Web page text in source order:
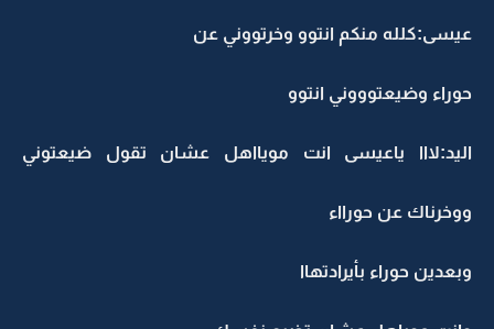
عيسى:كلله منكم انتوو وخرتووني عن
حوراء وضيعتوووني انتوو
اليد:لااا ياعيسى انت مويااهل عشان تقول ضيعتوني
ووخرناك عن حورااء
وبعدين حوراء بأيرادتهاا